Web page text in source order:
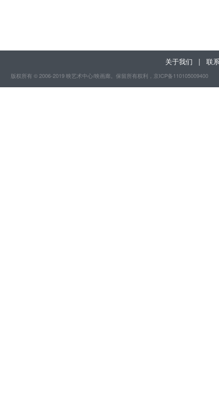
关于我们 | 联
版权所有 © 2006-2019 映艺术中心/映画廊。保留所有权利 ，京ICP备110105009400